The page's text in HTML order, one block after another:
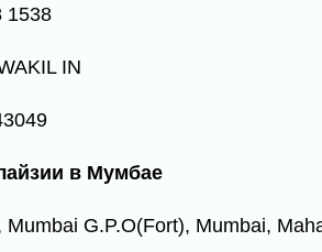
1538
IN
в Мумбае
Mumbai G.P.O(Fort), Mumbai,